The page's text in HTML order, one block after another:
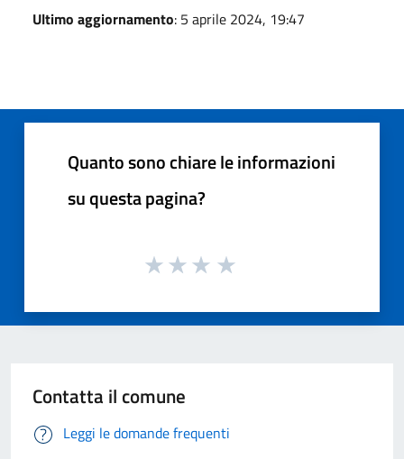
Ultimo aggiornamento: 5 aprile 2024, 19:47
Quanto sono chiare le informazioni
su questa pagina?
Contatta il comune
Leggi le domande frequenti